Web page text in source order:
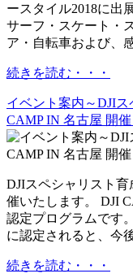
ースタイル2018に出
サーフ・スケート・
ア・自転車および、
続きを読む・・・
イベント案内～DJI
CAMP IN 名古屋 開催
DJIスペシャリスト
催いたします。 DJI
認定プログラムです
に認定されると、今
続きを読む・・・